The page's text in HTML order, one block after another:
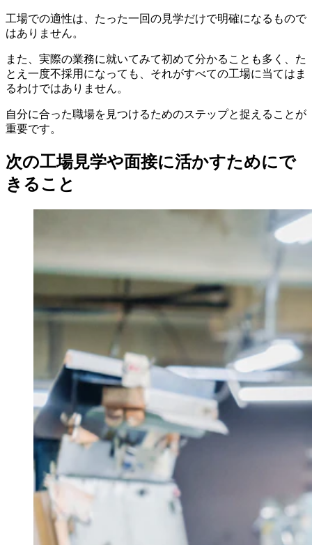
工場での適性は、たった一回の見学だけで明確になるもので
はありません。
また、実際の業務に就いてみて初めて分かることも多く、た
とえ一度不採用になっても、それがすべての工場に当てはま
るわけではありません。
自分に合った職場を見つけるためのステップと捉えることが
重要です。
次の工場見学や面接に活かすためにで
きること